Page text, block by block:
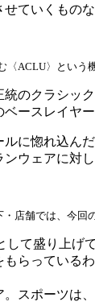
ていくものな
ACLU〉とい
のクラシッ
ースレイヤ
に惚れ込ん
ウェアに
店舗では、今
て盛り上げ
らってい
スポーツは